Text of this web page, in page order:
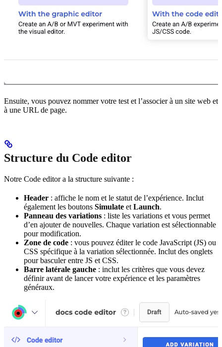
Ensuite, vous pouvez nommer votre test et l’associer à un site web et
à une URL de page.
Structure du Code editor
Notre Code editor a la structure suivante :
Header : affiche le nom et le statut de l’expérience. Inclut
également les boutons Simulate etLaunch.
Panneau des variations : liste les variations et vous permet
d’en ajouter de nouvelles. Chaque variation est sélectionnable
pour modification.
Zone de code : vous pouvez éditer le code JavaScript (JS) ou
CSS spécifique à la variation sélectionnée. Inclut des onglets
pour basculer entre JS et CSS.
Barre latérale gauche : inclut les critères que vous devez
définir avant de lancer votre expérience et les paramètres
généraux.